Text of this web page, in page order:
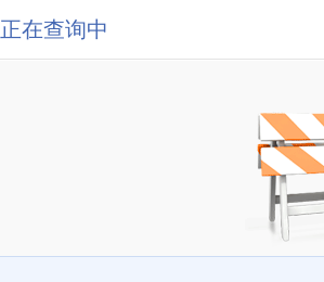
正在查询中